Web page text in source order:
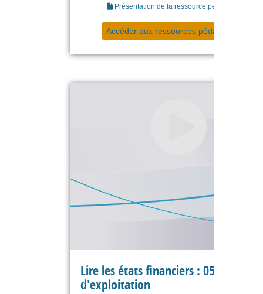
Présentation de la ressource pédagogique
Accéder aux ressources pédagogiques
Lire les états financiers : 05 cycle
d'exploitation